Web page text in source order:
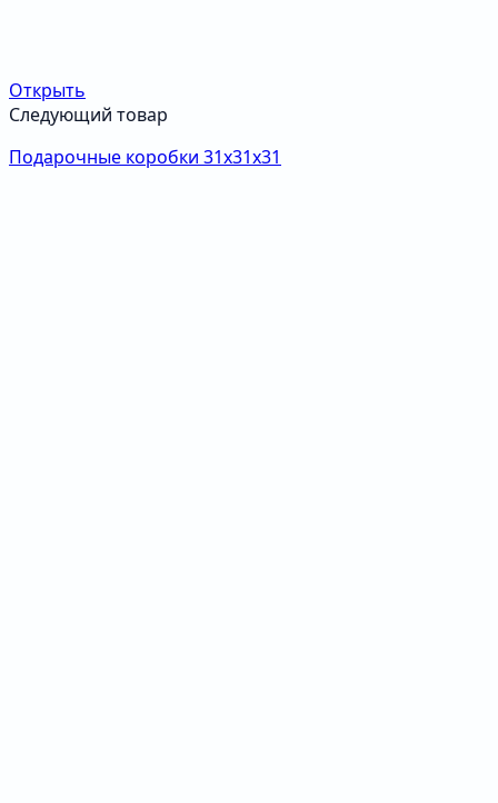
Открыть
Следующий товар
Подарочные коробки 31х31х31